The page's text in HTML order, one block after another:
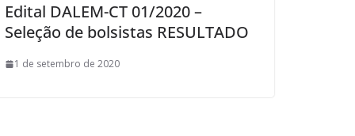
Edital DALEM-CT 01/2020 –
Seleção de bolsistas RESULTADO
1 de setembro de 2020